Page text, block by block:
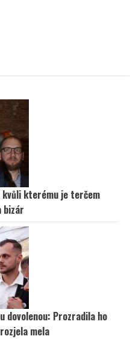
kterému je terčem
bizár
dovolenou: Prozradila ho
mela